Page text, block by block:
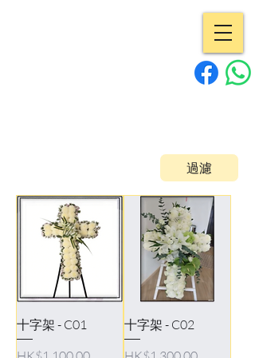
過濾
十字架 - C01
Price
十字架 - C02
Price